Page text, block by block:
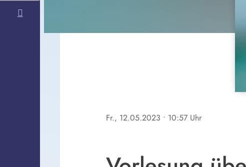
Fr., 12.05.2023 • 10:57 Uhr